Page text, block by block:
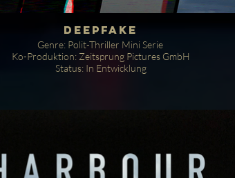
DEEPFAKE
Genre: Polit-Thriller Mini Serie
Ko-Produktion: Zeitsprung Pictures GmbH
Status: In Entwicklung